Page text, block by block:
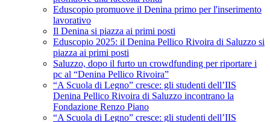
Eduscopio promuove il Denina primo per l'inserimento
lavorativo
Il Denina si piazza ai primi posti
Eduscopio 2025: il Denina Pellico Rivoira di Saluzzo si
piazza ai primi posti
Saluzzo, dopo il furto un crowdfunding per riportare i
pc al “Denina Pellico Rivoira”
“A Scuola di Legno” cresce: gli studenti dell’IIS
Denina Pellico Rivoira di Saluzzo incontrano la
Fondazione Renzo Piano
“A Scuola di Legno” cresce: gli studenti dell’IIS